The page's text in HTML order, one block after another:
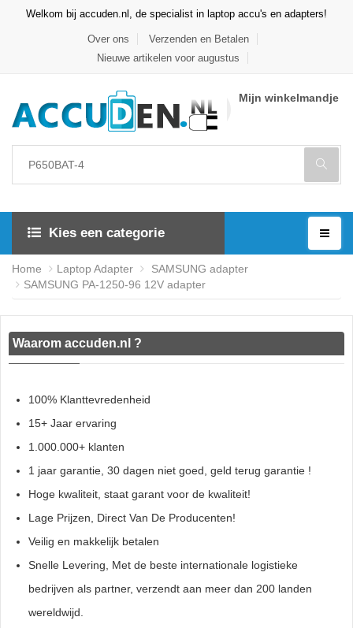
Welkom bij accuden.nl, de specialist in laptop accu's en adapters!
Over ons
Verzenden en Betalen
Nieuwe artikelen voor augustus
Mijn winkelmandje
Kies een categorie
Home Laptop Adapter
SAMSUNG adapter
SAMSUNG PA-1250-96 12V adapter
Waarom accuden.nl ?
100% Klanttevredenheid
15+ Jaar ervaring
1.000.000+ klanten
1 jaar garantie, 30 dagen niet goed, geld terug garantie !
Hoge kwaliteit, staat garant voor de kwaliteit!
Lage Prijzen, Direct Van De Producenten!
Veilig en makkelijk betalen
Snelle Levering, Met de beste internationale logistieke
bedrijven als partner, verzendt aan meer dan 200 landen
wereldwijd.